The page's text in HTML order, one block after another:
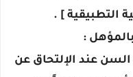
التطبيقية ] .
:
السن عند الإلتحاق عن